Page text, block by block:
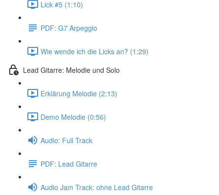
Lick #5 (1:10)
PDF: G7 Arpeggio
Wie wende ich die Licks an? (1:29)
Lead Gitarre: Melodie und Solo
Erklärung Melodie (2:13)
Demo Melodie (0:56)
Audio: Full Track
PDF: Lead Gitarre
Audio Jam Track: ohne Lead Gitarre